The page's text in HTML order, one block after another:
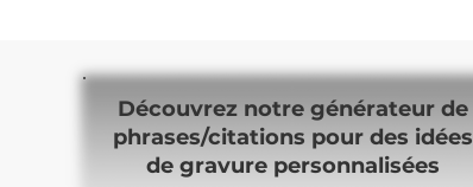
Découvrez notre générateur de
phrases/citations pour des idées
de gravure personnalisées